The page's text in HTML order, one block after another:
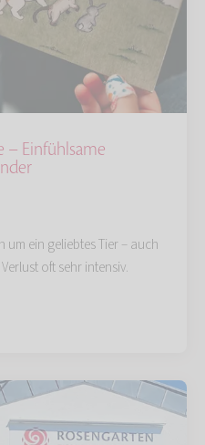
– Einfühlsame
ein geliebtes Tier – auch
oft sehr intensiv.